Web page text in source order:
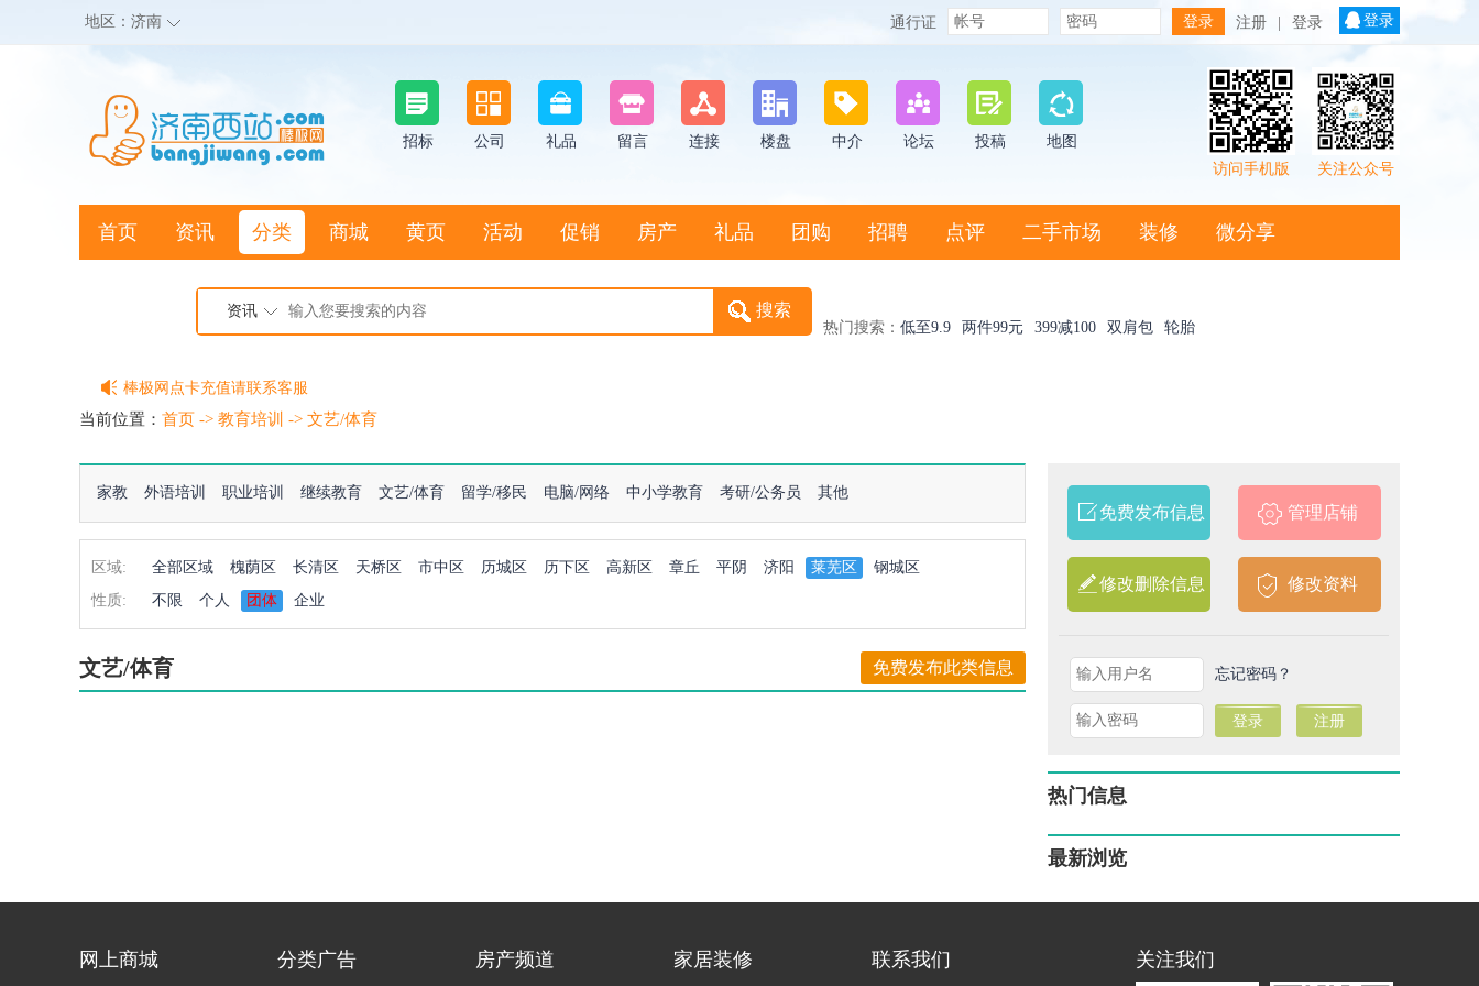
地区： 济南 通行证 注册 登录 登录
招标 公司 礼品 留言 连接 楼盘 中介 论坛 投稿
地图
关注公众号
访问手机版
首页 资讯 分类 商城 黄页 活动 促销 房产 礼品 团购 招聘 点评 二手市场 装修 微分享
资讯
热门搜索： 低至9.9 两件99元 399减100 双肩包 轮胎
棒极网点卡充值请联系客服
客服QQ:2692290505
当前位置： 首页 -> 教育培训 -> 文艺/体育
家教 外语培训 职业培训 继续教育 文艺/体育 留学/移民 电脑/网络 中小学教育 考研/公务员 其他
区域: 全部区域 槐荫区 长清区 天桥区 市中区 历城区 历下区 高新区 章丘 平阴 济阳 莱芜区
钢城区
性质:
不限 个人 团体 企业
文艺/体育 免费发布此类信息
免费发布信息 管理店铺
修改删除信息 修改资料
忘记密码？
热门信息
最新浏览
网上商城 分类广告 房产频道 家居装修 联系我们 关注我们